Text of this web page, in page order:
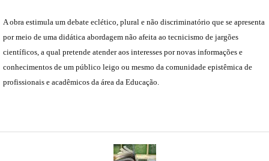
A obra estimula um debate eclético, plural e não discriminatório que se apresenta
por meio de uma didática abordagem não afeita ao tecnicismo de jargões
científicos, a qual pretende atender aos interesses por novas informações e
conhecimentos de um público leigo ou mesmo da comunidade epistêmica de
profissionais e acadêmicos da área da Educação.